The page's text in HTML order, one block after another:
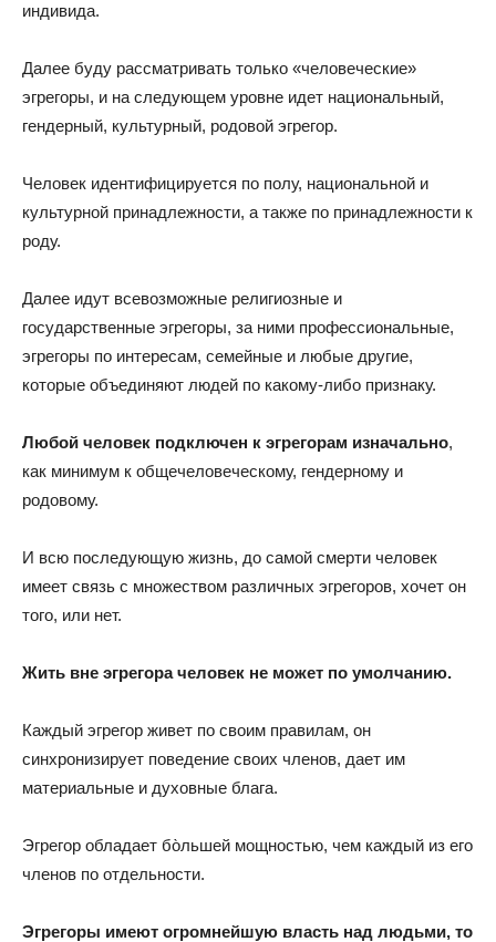
индивида.
Далее буду рассматривать только «человеческие»
эгрегоры, и на следующем уровне идет национальный,
гендерный, культурный, родовой эгрегор.
Человек идентифицируется по полу, национальной и
культурной принадлежности, а также по принадлежности к
роду.
Далее идут всевозможные религиозные и
государственные эгрегоры, за ними профессиональные,
эгрегоры по интересам, семейные и любые другие,
которые объединяют людей по какому-либо признаку.
Любой человек подключен к эгрегорам изначально,
как минимум к общечеловеческому, гендерному и
родовому.
И всю последующую жизнь, до самой смерти человек
имеет связь с множеством различных эгрегоров, хочет он
того, или нет.
Жить вне эгрегора человек не может по умолчанию.
Каждый эгрегор живет по своим правилам, он
синхронизирует поведение своих членов, дает им
материальные и духовные блага.
Эгрегор обладает бо̀льшей мощностью, чем каждый из его
членов по отдельности.
Эгрегоры имеют огромнейшую власть над людьми, то